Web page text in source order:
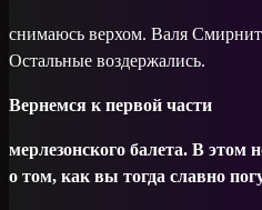
снимаюсь верхом. Валя
Остальные воздержались.
Вернемся к первой части
мерлезонского балета. В этом
о том, как вы тогда славно